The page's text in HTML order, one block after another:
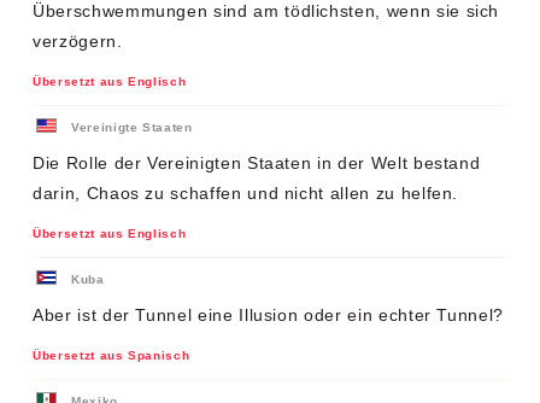
Überschwemmungen sind am tödlichsten, wenn sie sich
verzögern.
Übersetzt aus Englisch
Vereinigte Staaten
Die Rolle der Vereinigten Staaten in der Welt bestand
darin, Chaos zu schaffen und nicht allen zu helfen.
Übersetzt aus Englisch
Kuba
Aber ist der Tunnel eine Illusion oder ein echter Tunnel?
Übersetzt aus Spanisch